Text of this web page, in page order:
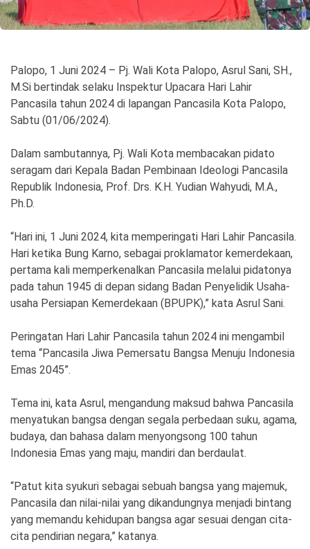
Palopo, 1 Juni 2024 – Pj. Wali Kota Palopo, Asrul Sani, SH.,
M.Si bertindak selaku Inspektur Upacara Hari Lahir
Pancasila tahun 2024 di lapangan Pancasila Kota Palopo,
Sabtu (01/06/2024).
Dalam sambutannya, Pj. Wali Kota membacakan pidato
seragam dari Kepala Badan Pembinaan Ideologi Pancasila
Republik Indonesia, Prof. Drs. K.H. Yudian Wahyudi, M.A.,
Ph.D.
“Hari ini, 1 Juni 2024, kita memperingati Hari Lahir Pancasila.
Hari ketika Bung Karno, sebagai proklamator kemerdekaan,
pertama kali memperkenalkan Pancasila melalui pidatonya
pada tahun 1945 di depan sidang Badan Penyelidik Usaha-
usaha Persiapan Kemerdekaan (BPUPK),” kata Asrul Sani.
Peringatan Hari Lahir Pancasila tahun 2024 ini mengambil
tema “Pancasila Jiwa Pemersatu Bangsa Menuju Indonesia
Emas 2045”.
Tema ini, kata Asrul, mengandung maksud bahwa Pancasila
menyatukan bangsa dengan segala perbedaan suku, agama,
budaya, dan bahasa dalam menyongsong 100 tahun
Indonesia Emas yang maju, mandiri dan berdaulat.
“Patut kita syukuri sebagai sebuah bangsa yang majemuk,
Pancasila dan nilai-nilai yang dikandungnya menjadi bintang
yang memandu kehidupan bangsa agar sesuai dengan cita-
cita pendirian negara,” katanya.